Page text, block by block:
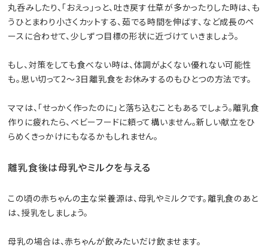
丸呑みしたり、「おえっ」っと、吐き戻す仕草が多かったりした時は、も
うひとまわり小さくカットする、茹でる時間を伸ばす、など成長のペ
ースに合わせて、少しずつ目標の形状に近づけていきましょう。
もし、対策をしても食べない時は、体調がよくない優れない可能性
も。思い切って2〜3日離乳食をお休みするのもひとつの方法です。
ママは、「せっかく作ったのに」と落ち込むこともあるでしょう。離乳食
作りに疲れたら、ベビーフードに頼って構いません。新しい献立をひ
らめくきっかけにもなるかもしれません。
離乳食後は母乳やミルクを与える
この頃の赤ちゃんの主な栄養源は、母乳やミルクです。離乳食のあと
は、授乳をしましょう。
母乳の場合は、赤ちゃんが飲みたいだけ飲ませます。